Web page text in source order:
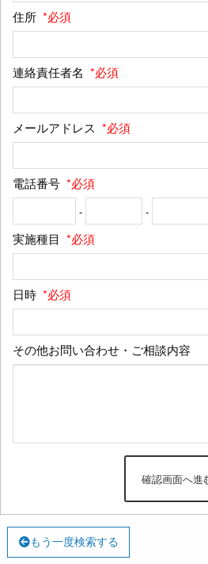
住所 *必須
連絡責任者名 *必須
メールアドレス *必須
電話番号 *必須
- -
実施種目 *必須
日時 *必須
その他お問い合わせ・ご相談内容
もう一度検索する